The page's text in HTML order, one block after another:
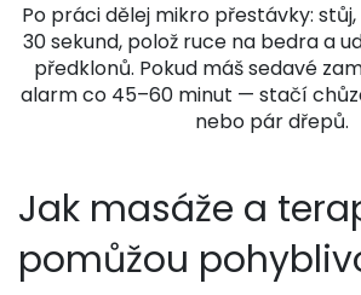
Po práci dělej mikro přestávky:
30 sekund, polož ruce na bedra a
předklonů. Pokud máš sedavé
alarm co 45–60 minut — stačí
nebo pár dřepů.
Jak masáže a
pomůžou